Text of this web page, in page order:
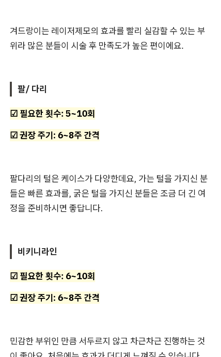
겨드랑이는 레이저제모의 효과를 빨리 실감할 수 있는 부
위라 많은 분들이 시술 후 만족도가 높은 편이에요.
팔/ 다리
☑ 필요한 횟수: 5~10회
☑ 권장 주기: 6~8주 간격
팔다리의 털은 케이스가 다양한데요, 가는 털을 가지신 분
들은 빠른 효과를, 굵은 털을 가지신 분들은 조금 더 긴 여
정을 준비하시면 좋답니다.
비키니라인
☑ 필요한 횟수: 6~10회
☑ 권장 주기: 6~8주 간격
민감한 부위인 만큼 서두르지 않고 차근차근 진행하는 것